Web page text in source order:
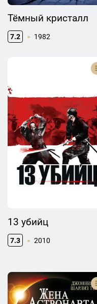
Тёмный кристалл
7.2 1982
13 убийц
7.3 2010